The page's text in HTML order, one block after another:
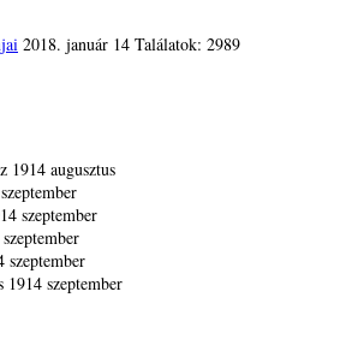
2018. január 14 Találatok: 2989
1914 augusztus
szeptember
szeptember
szeptember